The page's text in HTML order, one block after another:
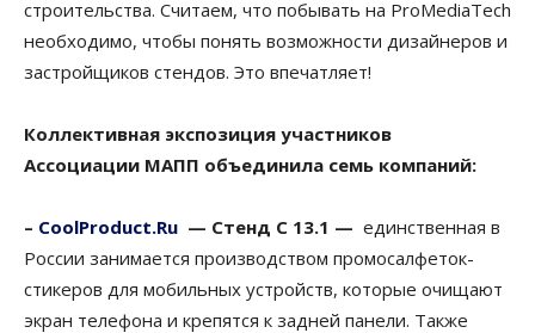
строительства. Считаем, что побывать на ProMediaTech
необходимо, чтобы понять возможности дизайнеров и
застройщиков стендов. Это впечатляет!
Коллективная экспозиция участников
Ассоциации МАПП объединила семь компаний:
– CoolProduct.Ru — Стенд С 13.1 — единственная в
России занимается производством промосалфеток-
стикеров для мобильных устройств, которые очищают
экран телефона и крепятся к задней панели. Также